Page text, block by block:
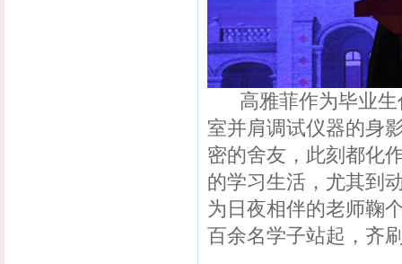
高雅菲作为毕业生
室并肩调试仪器的身
密的舍友，此刻都化
的学习生活，尤其到
为日夜相伴的老师鞠
百余名学子站起，齐